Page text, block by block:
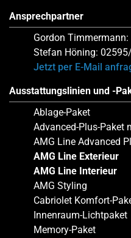
Ansprechpartner
Gordon
Stefan Höning:
Jetzt per E-Mail
Ausstattungslinien und -
Ablage-Paket
Advanced-Plus-Paket
AMG Line Advanced
AMG Line Exterieur
AMG Line Interieur
AMG Styling
Cabriolet Komfort-
Innenraum-Lichtpaket
Memory-Paket